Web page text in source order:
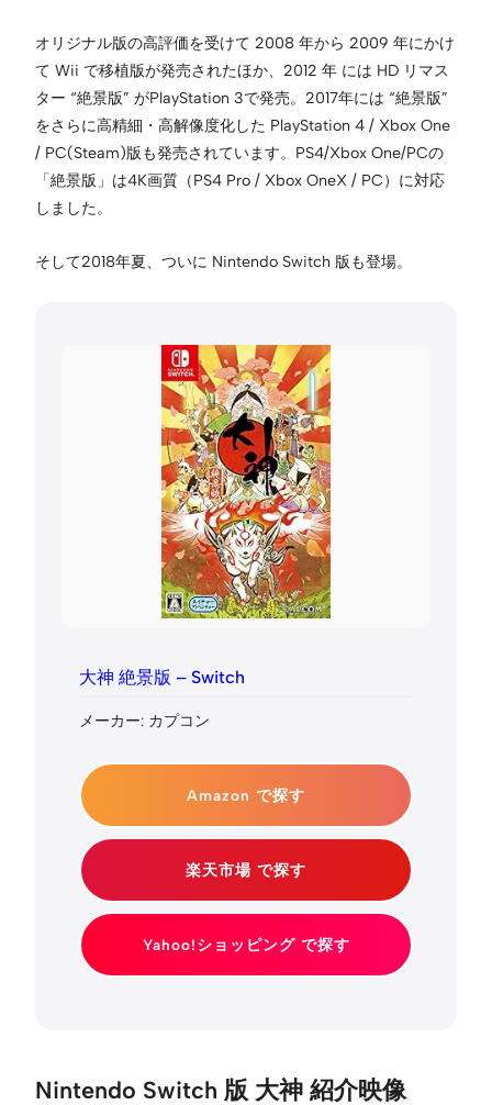
オリジナル版の高評価を受けて 2008 年から 2009 年にかけ
て Wii で移植版が発売されたほか、2012 年 には HD リマス
ター “絶景版” がPlayStation 3で発売。2017年には “絶景版”
をさらに高精細・高解像度化した PlayStation 4 / Xbox One
/ PC(Steam)版も発売されています。PS4/Xbox One/PCの
「絶景版」は4K画質（PS4 Pro / Xbox OneX / PC）に対応
しました。
そして2018年夏、ついに Nintendo Switch 版も登場。
大神 絶景版 – Switch
メーカー: カプコン
Amazon で探す
楽天市場 で探す
Yahoo!ショッピング で探す
Nintendo Switch 版 大神 紹介映像